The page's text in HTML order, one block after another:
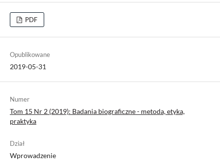
PDF
Opublikowane
2019-05-31
Numer
Tom 15 Nr 2 (2019): Badania biograficzne - metoda, etyka,
praktyka
Dział
Wprowadzenie